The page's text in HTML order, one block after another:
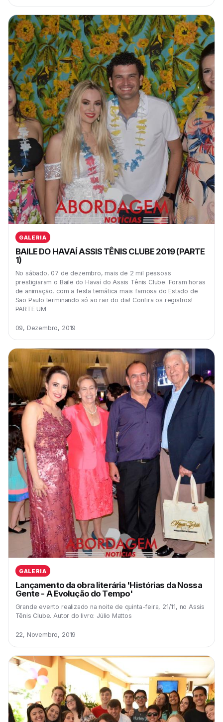
GALERIA
BAILE DO HAVAÍ ASSIS TÊNIS CLUBE 2019 (PARTE
1)
No sábado, 07 de dezembro, mais de 2 mil pessoas
prestigiaram o Baile do Havaí do Assis Tênis Clube. Foram horas
de animação, com a festa temática mais famosa do Estado de
São Paulo terminando só ao rair do dia! Confira os registros!
PARTE UM
09, Dezembro, 2019
GALERIA
Lançamento da obra literária 'Histórias da Nossa
Gente - A Evolução do Tempo'
Grande evento realizado na noite de quinta-feira, 21/11, no Assis
Tênis Clube. Autor do livro: Júlio Mattos
22, Novembro, 2019